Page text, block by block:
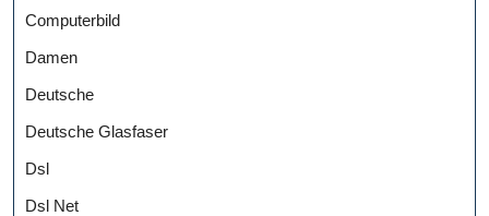
Computerbild
Damen
Deutsche
Deutsche Glasfaser
Dsl
Dsl Net